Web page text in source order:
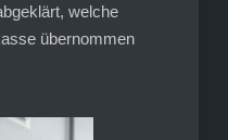
welche
übernommen